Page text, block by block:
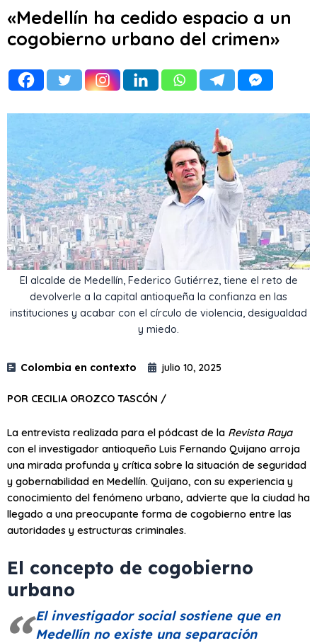
«Medellín ha cedido espacio a un
cogobierno urbano del crimen»
El alcalde de Medellín, Federico Gutiérrez, tiene el reto de
devolverle a la capital antioqueña la confianza en las
instituciones y acabar con el círculo de violencia, desigualdad
y miedo.
Colombia en contexto julio 10, 2025
POR CECILIA OROZCO TASCÓN /
La entrevista realizada para el pódcast de la Revista Raya
con el investigador antioqueño Luis Fernando Quijano arroja
una mirada profunda y crítica sobre la situación de seguridad
y gobernabilidad en Medellín. Quijano, con su experiencia y
conocimiento del fenómeno urbano, advierte que la ciudad ha
llegado a una preocupante forma de cogobierno entre las
autoridades y estructuras criminales.
El concepto de cogobierno
urbano
El investigador social sostiene que en
Medellín no existe una separación